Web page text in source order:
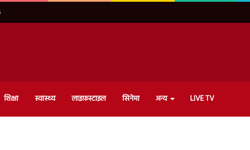
शिक्षा स्वास्थ्य लाइफ़स्टाइल सिनेमा अन्य LIVE TV